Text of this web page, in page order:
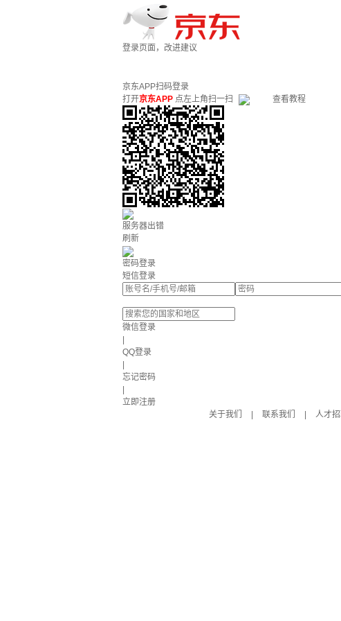
登录页面，改进建议
京东APP扫码登录
打开京东APP 点左上角扫一扫 查看教程
服务器出错
刷新
密码登录
短信登录
微信登录
QQ登录
忘记密码
立即注册
关于我们
联系我们 人才